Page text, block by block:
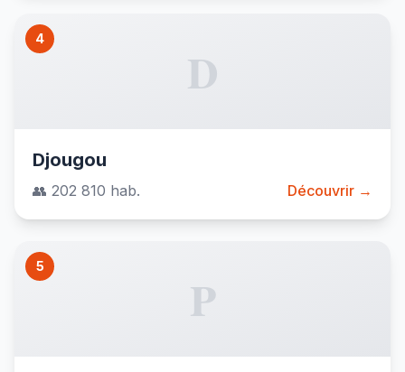
4
D
Djougou
👥 202 810 hab. Découvrir →
5
P